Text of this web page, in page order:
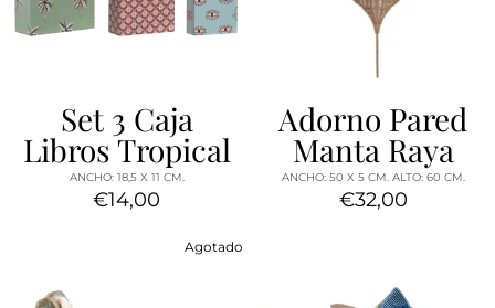
Set 3 Caja
Libros Tropical
ANCHO: 18,5 X 11 CM.
€14,00
Adorno Pared
Manta Raya
ANCHO: 50 X 5 CM. ALTO: 60 CM.
€32,00
Agotado